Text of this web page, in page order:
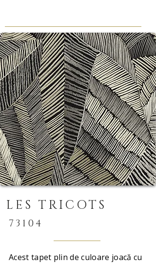
LES TRICOTS
73104
Acest tapet plin de culoare joacă cu